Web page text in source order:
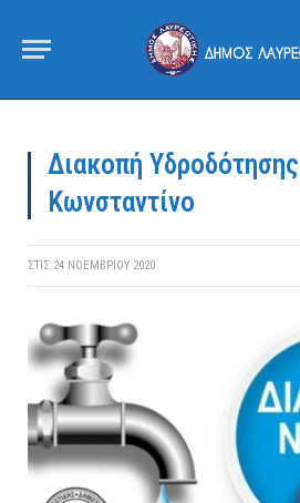
Διακοπή
Κωνσταντίνο
ΣΤΙΣ 24 ΝΟΕΜΒΡΊΟΥ 2020